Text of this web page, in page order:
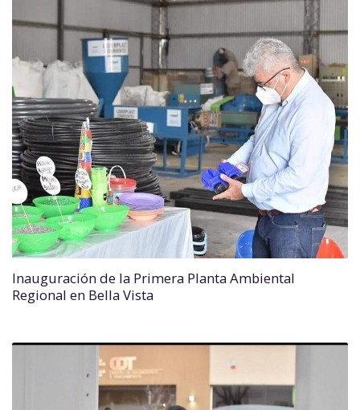
Inauguración de la Primera Planta Ambiental
Regional en Bella Vista